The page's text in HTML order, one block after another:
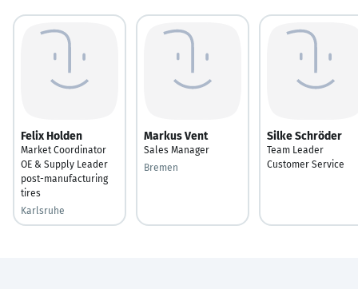
Felix Holden
Market Coordinator
OE & Supply Leader
post-manufacturing
tires
Karlsruhe
Markus Vent
Sales Manager
Bremen
Silke Schröder
Team Leader
Customer Service